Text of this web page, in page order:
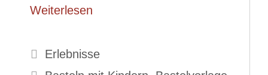
Weiterlesen
Kategorien
Erlebnisse